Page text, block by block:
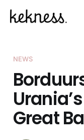
NEWS
Great